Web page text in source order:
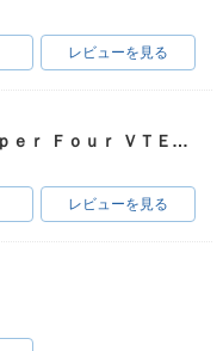
レビューを見る
ＣＢ４００Ｓｕｐｅｒ Ｆｏｕｒ ＶＴＥＣ ＳＰＥＣ３
レビューを見る